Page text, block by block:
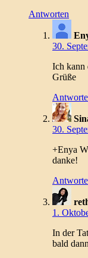
Antworten
30.
Ich kann
Grüße
30.
+Enya
danke!
1.
In der
bald